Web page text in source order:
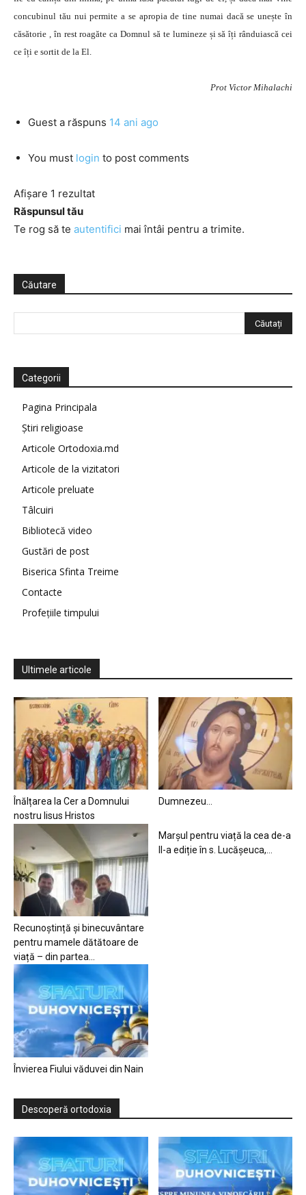
concubinul tău nui permite a se apropia de tine numai dacă se unește în
căsătorie , în rest roagăte ca Domnul să te lumineze și să îți rânduiască cei
ce îți e sortit de la El.
Prot Victor Mihalachi
Guest a răspuns 14 ani ago
You must login to post comments
Afișare 1 rezultat
Răspunsul tău
Te rog să te autentifici mai întâi pentru a trimite.
Căutare
Categorii
Pagina Principala
Știri religioase
Articole Ortodoxia.md
Articole de la vizitatori
Articole preluate
Tâlcuiri
Bibliotecă video
Gustări de post
Biserica Sfinta Treime
Contacte
Profețiile timpului
Ultimele articole
Înălțarea la Cer a Domnului
nostru Iisus Hristos
Dumnezeu…
Recunoștință și binecuvântare
pentru mamele dătătoare de
viață – din partea...
Marșul pentru viață la cea de-a
II-a ediție în s. Lucășeuca,...
Învierea Fiului văduvei din Nain
Descoperă ortodoxia